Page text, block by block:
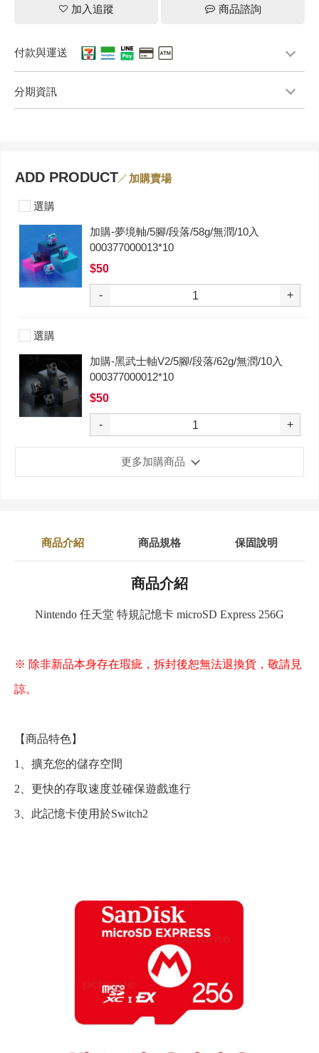
加入追蹤 商品諮詢
付款與運送
分期資訊
ADD PRODUCT 加購賣場
選購
加購-夢境軸/5腳/段落/58g/無潤/10入
000377000013*10
$50
- +
選購
加購-黑武士軸V2/5腳/段落/62g/無潤/10入
000377000012*10
$50
- +
更多加購商品
商品介紹 商品規格 保固說明
商品介紹
Nintendo 任天堂 特規記憶卡 microSD Express 256G
※ 除非新品本身存在瑕疵，拆封後恕無法退換貨，敬請見
諒。
【商品特色】
1、擴充您的儲存空間
2、更快的存取速度並確保遊戲進行
3、此記憶卡使用於Switch2